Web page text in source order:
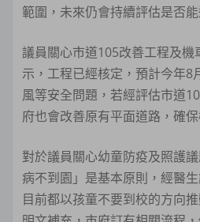
範圍，未來仍會持續評估是否
議員關心市道105改善工程及機
示，工程已經核定，預計今年8
風等安全問題，若經評估市道
府也會改善原有平面道路，確
對於議員關心幼童防疫及照護
病不到園」是基本原則，經醫
目前都以孩童不要到校的方向